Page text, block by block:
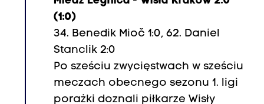
(1:0)
34. Benedik Mioč 1:0, 62. Daniel
Stanclik 2:0
Po sześciu zwycięstwach w sześciu
meczach obecnego sezonu 1. ligi
porażki doznali piłkarze Wisły